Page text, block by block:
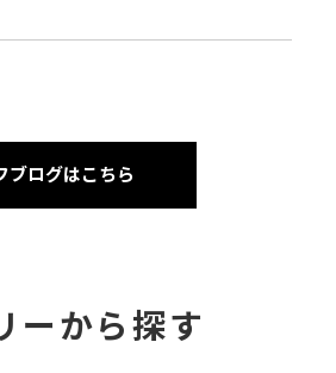
ブログはこちら
ーから探す